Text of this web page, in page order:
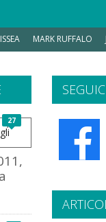
MARK RUFFALO
27